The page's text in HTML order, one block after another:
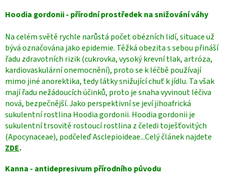
Hoodia gordonii - přírodní prostředek na snižování váhy
Na celém světě rychle narůstá počet obézních lidí, situace už
bývá označována jako epidemie. Těžká obezita s sebou přináší
řadu zdravotních rizik (cukrovka, vysoký krevní tlak, artróza,
kardiovaskulární onemocnění), proto se k léčbě používají
mimo jiné anorektika, tedy látky snižující chuť k jídlu. Ta však
mají řadu nežádoucích účinků, proto je snaha vyvinout léčiva
nová, bezpečnější. Jako perspektivní se jeví jihoafrická
sukulentní rostlina Hoodia gordonii. Hoodia gordonii je
sukulentní trsovitě rostoucí rostlina z čeledi toješťovitých
(Apocynaceae), podčeleď Asclepioideae...Celý článek najdete
ZDE.
Kanna - antidepresivum přírodního původu